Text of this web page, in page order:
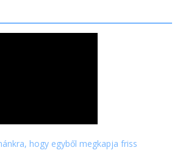
hogy egyből megkapja friss